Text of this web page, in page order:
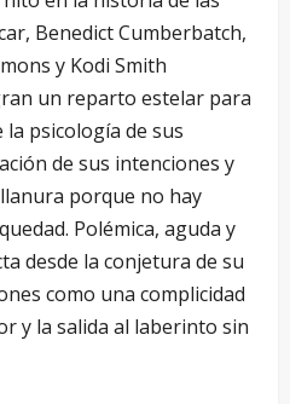
Benedict Cumberbatch,
y Kodi Smith
un reparto estelar para
psicología de sus
de sus intenciones y
porque no hay
Polémica, aguda y
desde la conjetura de su
como una complicidad
y la salida al laberinto sin